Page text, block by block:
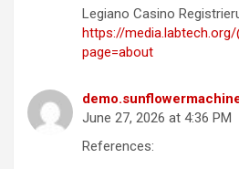
Legiano Casino
https://media.labtech.org/
page=about
June 27, 2026 at 4:36 PM
References: